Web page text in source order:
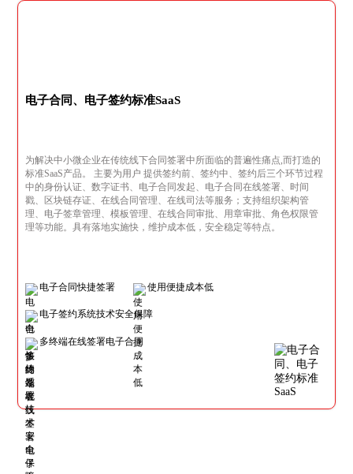
电子合同、电子签约标准SaaS
为解决中小微企业在传统线下合同签署中所面临的普遍性痛点,而打造的
标准SaaS产品。 主要为用户 提供签约前、签约中、签约后三个环节过程
中的身份认证、数字证书、电子合同发起、电子合同在线签署、时间
戳、区块链存证、在线合同管理、在线司法等服务；支持组织架构管
理、电子签章管理、模板管理、在线合同审批、用章审批、角色权限管
理等功能。具有落地实施快，维护成本低，安全稳定等特点。
电子合同快捷签署 使用便捷成本低
电子签约系统技术安全保障
多终端在线签署电子合同